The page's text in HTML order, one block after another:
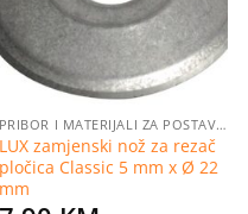
PRIBOR I MATERIJALI ZA POSTAVLJANJE PLOČICA
LUX zamjenski nož za rezač
pločica Classic 5 mm x Ø 22
mm